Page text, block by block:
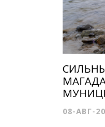
08-АВГ-